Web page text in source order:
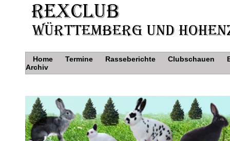
Home Termine Rasseberichte Clubschauen
Archiv